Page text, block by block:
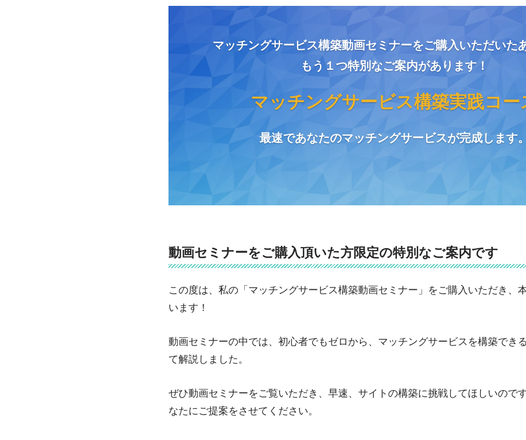
マッチングサービス構築動画セミナーをご購入いただいた
もう１つ特別なご案内があります！
マッチングサービス構築実践コー
最速であなたのマッチングサービスが完成します。
動画セミナーをご購入頂いた方限定の特別なご案内です
この度は、私の「マッチングサービス構築動画セミナー」をご購入いただき、
います！
動画セミナーの中では、初心者でもゼロから、マッチングサービスを構築でき
て解説しました。
ぜひ動画セミナーをご覧いただき、早速、サイトの構築に挑戦してほしいので
なたにご提案をさせてください。